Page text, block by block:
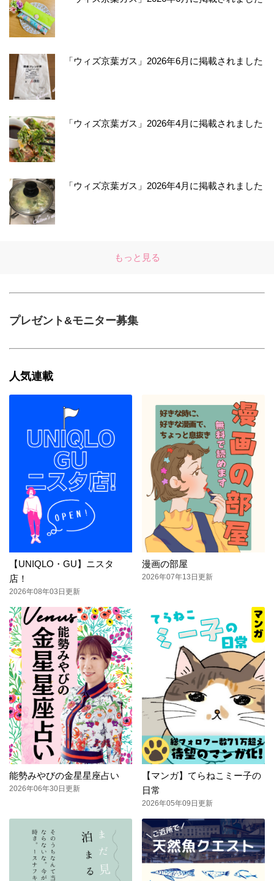
「ウィズ京葉ガス」2026年6月に掲載されました
「ウィズ京葉ガス」2026年4月に掲載されました
「ウィズ京葉ガス」2026年4月に掲載されました
もっと見る
プレゼント&モニター募集
人気連載
【UNIQLO・GU】ニスタ
店！
2026年08年03日更新
漫画の部屋
2026年07年13日更新
能勢みやびの金星星座占い
2026年06年30日更新
【マンガ】てらねこミー子の
日常
2026年05年09日更新